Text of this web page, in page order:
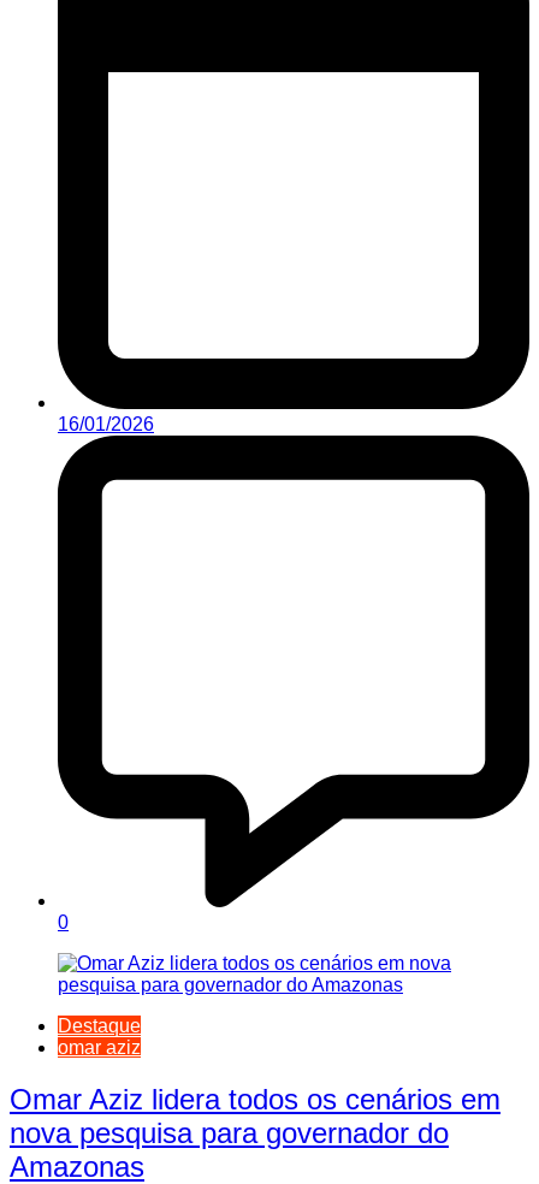
16/01/2026
0
Destaque
omar aziz
Omar Aziz lidera todos os cenários em
nova pesquisa para governador do
Amazonas